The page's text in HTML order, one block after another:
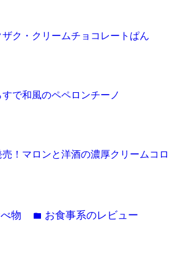
ザク・クリームチョコレートぱん
すで和風のペペロンチーノ
売！マロンと洋酒の濃厚クリームコロ
物 folder お食事系のレビュー